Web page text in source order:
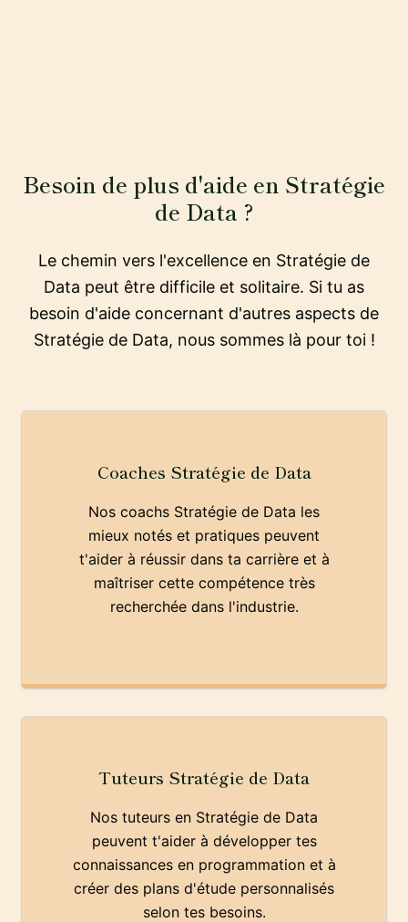
Besoin de plus d'aide en Stratégie
de Data ?
Le chemin vers l'excellence en Stratégie de
Data peut être difficile et solitaire. Si tu as
besoin d'aide concernant d'autres aspects de
Stratégie de Data, nous sommes là pour toi !
Coaches Stratégie de Data
Nos coachs Stratégie de Data les
mieux notés et pratiques peuvent
t'aider à réussir dans ta carrière et à
maîtriser cette compétence très
recherchée dans l'industrie.
Tuteurs Stratégie de Data
Nos tuteurs en Stratégie de Data
peuvent t'aider à développer tes
connaissances en programmation et à
créer des plans d'étude personnalisés
selon tes besoins.